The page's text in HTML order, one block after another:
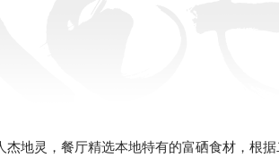
地灵，餐厅精选本地特有的富硒食材，根